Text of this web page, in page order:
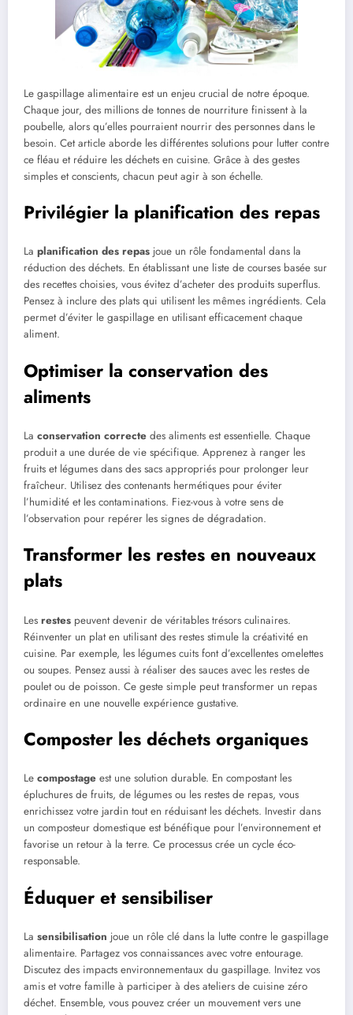
Le gaspillage alimentaire est un enjeu crucial de notre époque.
Chaque jour, des millions de tonnes de nourriture finissent à la
poubelle, alors qu’elles pourraient nourrir des personnes dans le
besoin. Cet article aborde les différentes solutions pour lutter contre
ce fléau et réduire les déchets en cuisine. Grâce à des gestes
simples et conscients, chacun peut agir à son échelle.
Privilégier la planification des repas
La planification des repas joue un rôle fondamental dans la
réduction des déchets. En établissant une liste de courses basée sur
des recettes choisies, vous évitez d’acheter des produits superflus.
Pensez à inclure des plats qui utilisent les mêmes ingrédients. Cela
permet d’éviter le gaspillage en utilisant efficacement chaque
aliment.
Optimiser la conservation des
aliments
La conservation correcte des aliments est essentielle. Chaque
produit a une durée de vie spécifique. Apprenez à ranger les
fruits et légumes dans des sacs appropriés pour prolonger leur
fraîcheur. Utilisez des contenants hermétiques pour éviter
l’humidité et les contaminations. Fiez-vous à votre sens de
l’observation pour repérer les signes de dégradation.
Transformer les restes en nouveaux
plats
Les restes peuvent devenir de véritables trésors culinaires.
Réinventer un plat en utilisant des restes stimule la créativité en
cuisine. Par exemple, les légumes cuits font d’excellentes omelettes
ou soupes. Pensez aussi à réaliser des sauces avec les restes de
poulet ou de poisson. Ce geste simple peut transformer un repas
ordinaire en une nouvelle expérience gustative.
Composter les déchets organiques
Le compostage est une solution durable. En compostant les
épluchures de fruits, de légumes ou les restes de repas, vous
enrichissez votre jardin tout en réduisant les déchets. Investir dans
un composteur domestique est bénéfique pour l’environnement et
favorise un retour à la terre. Ce processus crée un cycle éco-
responsable.
Éduquer et sensibiliser
La sensibilisation joue un rôle clé dans la lutte contre le gaspillage
alimentaire. Partagez vos connaissances avec votre entourage.
Discutez des impacts environnementaux du gaspillage. Invitez vos
amis et votre famille à participer à des ateliers de cuisine zéro
déchet. Ensemble, vous pouvez créer un mouvement vers une